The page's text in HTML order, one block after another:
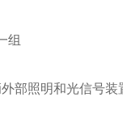
组
部照明和光信号装